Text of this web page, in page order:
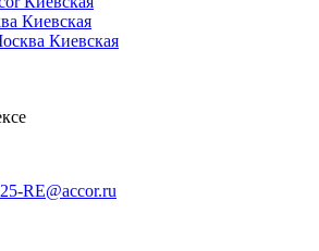
Киевская
Киевская
RE@accor.ru